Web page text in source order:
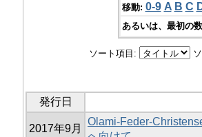
移動: 0-9 A B C
あるいは、最初の
ソート項目:
発行日
2017年9月
Olami-Feder-